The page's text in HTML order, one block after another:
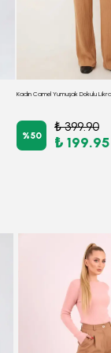
%50
₺ 399.90
₺ 199.95